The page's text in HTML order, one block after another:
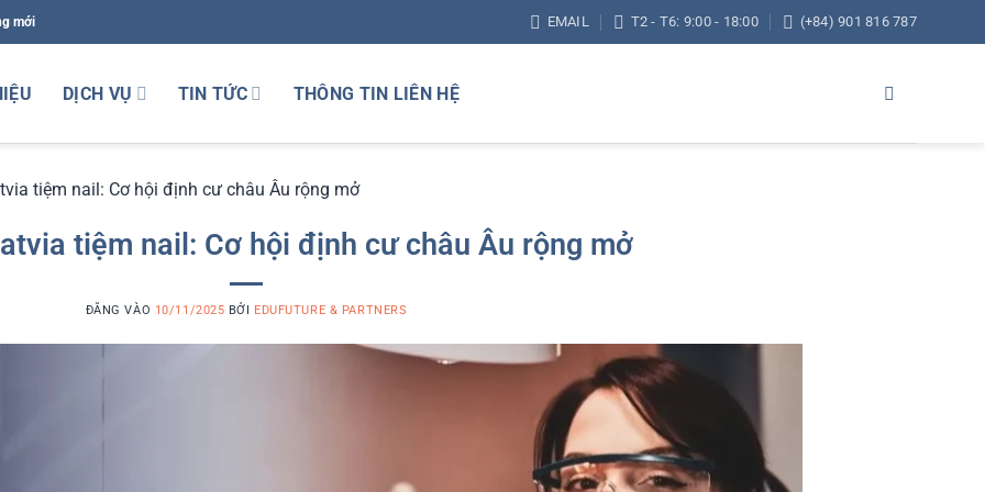
mới EMAIL T2 - T6: 9:00 - 18:00 (+84) 901 816 787
DỊCH VỤ TIN TỨC THÔNG TIN LIÊN HỆ
tiệm nail: Cơ hội định cư châu Âu rộng mở
tiệm nail: Cơ hội định cư châu Âu rộng mở
ĐĂNG VÀO 10/11/2025 BỞI EDUFUTURE & PARTNERS